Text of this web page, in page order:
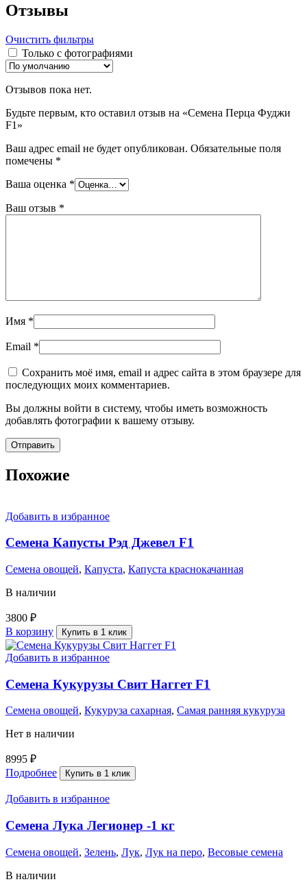
Отзывы
Очистить фильтры
Только с фотографиями
Отзывов пока нет.
Будьте первым, кто оставил отзыв на «Семена Перца Фуджи
F1»
Ваш адрес email не будет опубликован. Обязательные поля
помечены *
Ваша оценка *
Ваш отзыв *
Имя *
Email *
Сохранить моё имя, email и адрес сайта в этом браузере для
последующих моих комментариев.
Вы должны войти в систему, чтобы иметь возможность
добавлять фотографии к вашему отзыву.
Похожие
Добавить в избранное
Семена Капусты Рэд Джевел F1
Семена овощей, Капуста, Капуста краснокачанная
В наличии
3800 ₽
В корзину
Купить в 1 клик
Добавить в избранное
Семена Кукурузы Свит Наггет F1
Семена овощей, Кукуруза сахарная, Самая ранняя кукуруза
Нет в наличии
8995 ₽
Подробнее
Купить в 1 клик
Добавить в избранное
Семена Лука Легионер -1 кг
Семена овощей, Зелень, Лук, Лук на перо, Весовые семена
В наличии